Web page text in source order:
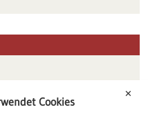
✕
Cookies